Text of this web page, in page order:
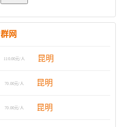
网
110.00元/人 昆明
70.00元/人 昆明
70.00元/人 昆明